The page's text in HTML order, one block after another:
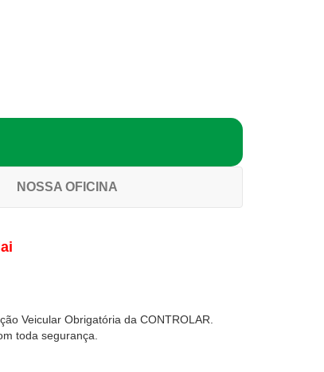
NOSSA OFICINA
Veicular Obrigatória da CONTROLAR.
toda segurança.